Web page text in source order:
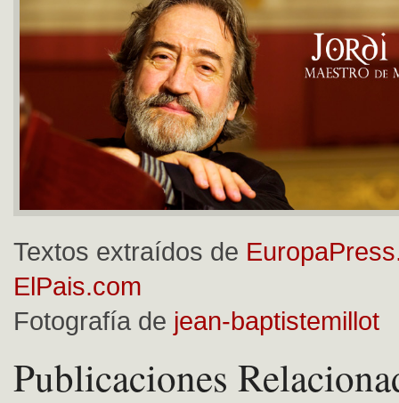
Textos extraídos de
ElPais.com
Fotografía de jean-baptistemillot
Publicaciones